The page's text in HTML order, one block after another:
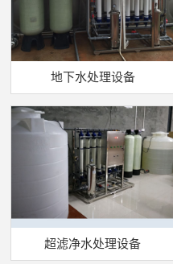
地下水处理设备
超滤净水处理设备